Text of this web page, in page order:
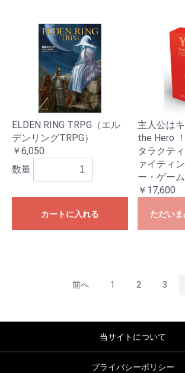
ELDEN RING TRPG（エル
デンリングTRPG）
￥6,050
数量
カートに入れる
主人公は
the Hero
タラクテ
ァイティ
ー・ゲー
￥17,600
ただいま
前へ 1 2 3
当サイトについて
プライバシーポリシー